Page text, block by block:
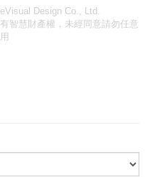
Design Co., Ltd.
智慧財產權，未經同意請勿任意